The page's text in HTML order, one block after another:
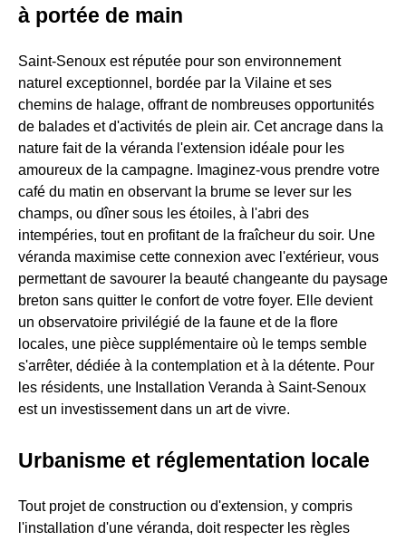
à portée de main
Saint-Senoux est réputée pour son environnement
naturel exceptionnel, bordée par la Vilaine et ses
chemins de halage, offrant de nombreuses opportunités
de balades et d'activités de plein air. Cet ancrage dans la
nature fait de la véranda l'extension idéale pour les
amoureux de la campagne. Imaginez-vous prendre votre
café du matin en observant la brume se lever sur les
champs, ou dîner sous les étoiles, à l'abri des
intempéries, tout en profitant de la fraîcheur du soir. Une
véranda maximise cette connexion avec l'extérieur, vous
permettant de savourer la beauté changeante du paysage
breton sans quitter le confort de votre foyer. Elle devient
un observatoire privilégié de la faune et de la flore
locales, une pièce supplémentaire où le temps semble
s'arrêter, dédiée à la contemplation et à la détente. Pour
les résidents, une Installation Veranda à Saint-Senoux
est un investissement dans un art de vivre.
Urbanisme et réglementation locale
Tout projet de construction ou d'extension, y compris
l'installation d'une véranda, doit respecter les règles